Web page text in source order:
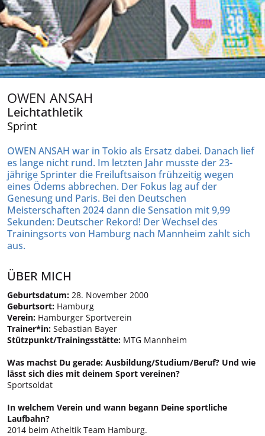
OWEN ANSAH
Leichtathletik
Sprint
OWEN ANSAH war in Tokio als Ersatz dabei. Danach lief
es lange nicht rund. Im letzten Jahr musste der 23-
jährige Sprinter die Freiluftsaison frühzeitig wegen
eines Ödems abbrechen. Der Fokus lag auf der
Genesung und Paris. Bei den Deutschen
Meisterschaften 2024 dann die Sensation mit 9,99
Sekunden: Deutscher Rekord! Der Wechsel des
Trainingsorts von Hamburg nach Mannheim zahlt sich
aus.
ÜBER MICH
Geburtsdatum: 28. November 2000
Geburtsort: Hamburg
Verein: Hamburger Sportverein
Trainer*in: Sebastian Bayer
Stützpunkt/Trainingsstätte: MTG Mannheim
Was machst Du gerade: Ausbildung/Studium/Beruf? Und wie
lässt sich dies mit deinem Sport vereinen?
Sportsoldat
In welchem Verein und wann begann Deine sportliche
Laufbahn?
2014 beim Atheltik Team Hamburg.